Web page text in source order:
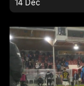
14 Dec